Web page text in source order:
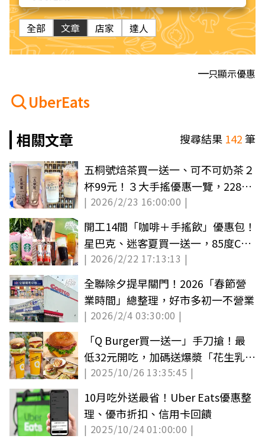
全部 文章 店家 達人
只顯示優惠
UberEats
相關文章
搜尋結果 142筆
五桐號焙茶買一送一、可不可奶茶２
杯99元！３大手搖優惠一覽，228連
假繼續喝
| 2026/2/23 16:00:00 |
開工14間「咖啡＋手搖飲」優惠包！
星巴克、迷客夏買一送一，85度C奶
茶35折
| 2026/2/22 17:13:13 |
全聯除夕提早關門！2026「春節營
業時間」總整理，好市多初一不營業
| 2026/2/4 03:30:00 |
「Q Burger買一送一」手刀搶！最
低32元開吃，加碼送爆漿「花生乳酪
貝果」
| 2025/10/26 13:35:45 |
10月吃外送最省！Uber Eats優惠整
理、優市折扣、信用卡回饋
| 2025/10/24 01:00:00 |